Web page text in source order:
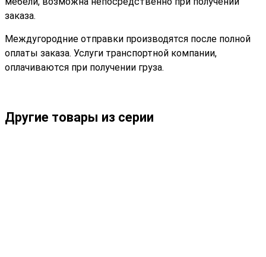
заказа.
Междугородние отправки производятся после полной
оплаты заказа. Услуги транспортной компании,
оплачиваются при получении груза.
Другие товары из серии